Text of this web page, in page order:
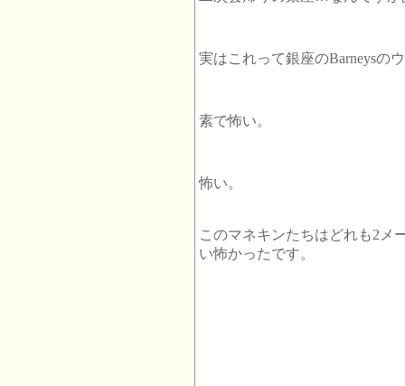
実はこれって銀座のBarneysの
素で怖い。
怖い。
このマネキンたちはどれも2メ
い怖かったです。